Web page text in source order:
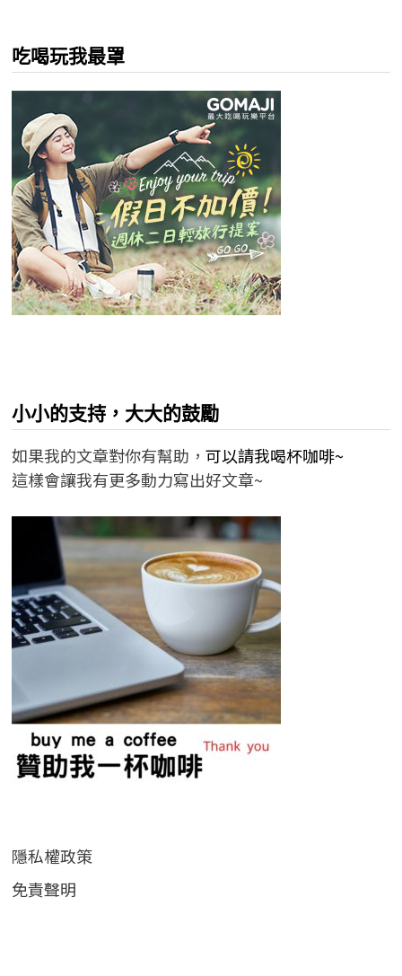
吃喝玩我最罩
小小的支持，大大的鼓勵
如果我的文章對你有幫助， 可以請我喝杯咖啡~
這樣會讓我有更多動力寫出好文章~
隱私權政策
免責聲明